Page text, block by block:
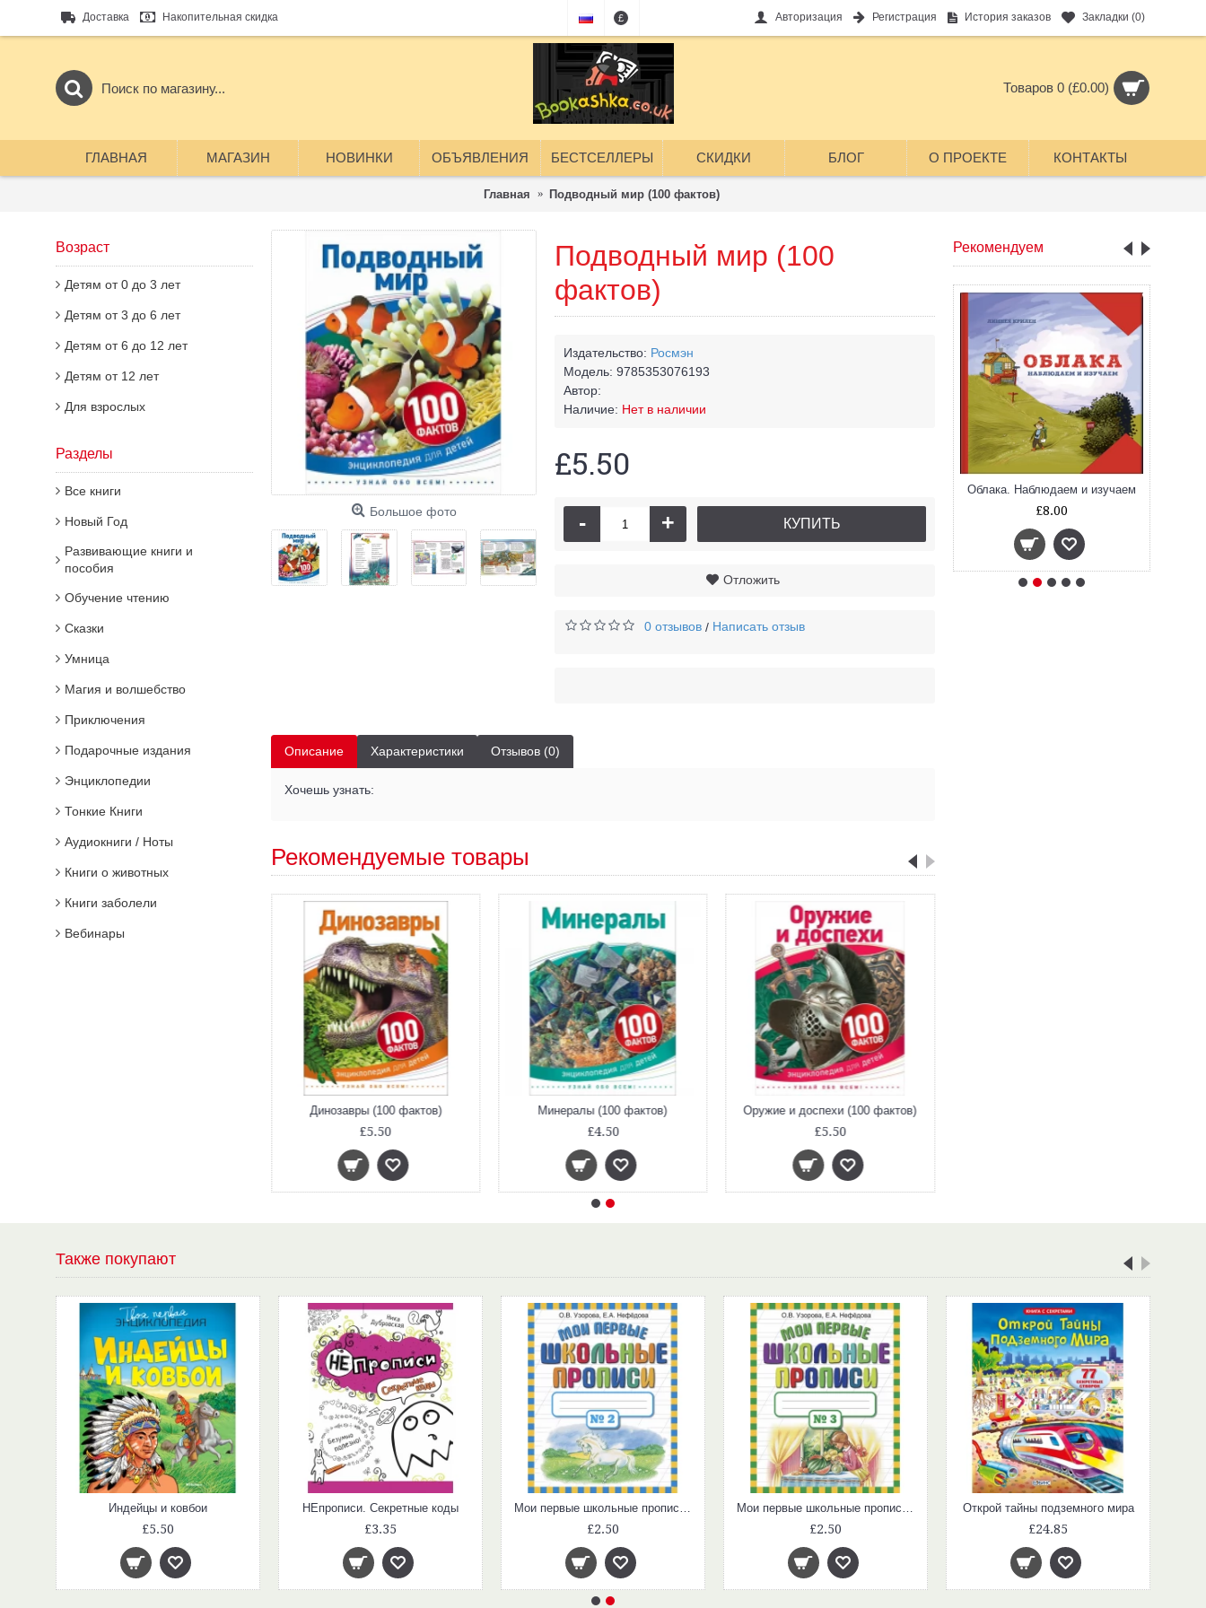
Доставка Накопительная скидка £ Авторизация Регистрация История заказов Закладки (0)
Товаров 0 (£0.00)
ГЛАВНАЯ МАГАЗИН НОВИНКИ ОБЪЯВЛЕНИЯ БЕСТСЕЛЛЕРЫ СКИДКИ БЛОГ О ПРОЕКТЕ КОНТАКТЫ
Главная Подводный мир (100 фактов)
Возраст
Детям от 0 до 3 лет
Детям от 3 до 6 лет
Детям от 6 до 12 лет
Детям от 12 лет
Для взрослых
Разделы
Все книги
Новый Год
Развивающие книги и
пособия
Обучение чтению
Сказки
Умница
Магия и волшебство
Приключения
Подарочные издания
Энциклопедии
Тонкие Книги
Аудиокниги / Ноты
Книги о животных
Книги заболели
Вебинары
Рекомендуем
£9.70
Облака. Наблюдаем и изучаем
£8.00
Большое фото
Подводный мир (100
фактов)
Издательство: Росмэн
Модель: 9785353076193
Автор:
Наличие: Нет в наличии
£5.50
- + КУПИТЬ
Отложить
0 отзывов / Написать отзыв
Описание Характеристики Отзывов (0)
Хочешь узнать:
Рекомендуемые товары
Динозавры (100 фактов)
£5.50
Минералы (100 фактов)
£4.50
Оружие и доспехи (100 фактов)
£5.50
Также покупают
Индейцы и ковбои
£5.50
НЕпрописи. Секретные коды
£3.35
Мои первые школьные прописи. В 4 ч. Ч. 2
£2.50
Мои первые школьные прописи. В 4 ч. Ч. 3
£2.50
Открой тайны подземного мира
£24.85